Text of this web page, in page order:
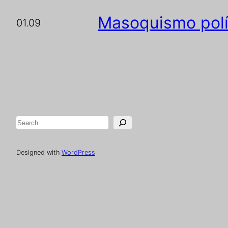
01.09 Masoquismo
Pesquisar
Designed with WordPress